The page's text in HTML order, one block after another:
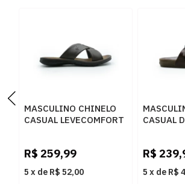
MASCULINO CHINELO
CASUAL LEVECOMFORT
R$ 259,99
5 x de R$ 52,00
CASUAL
R$
5 x de R$